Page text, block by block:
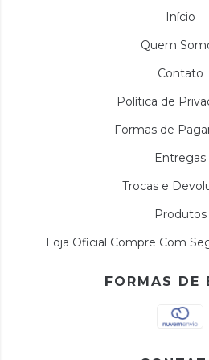
Início
Quem
Contato
Política de
Formas de
Entregas
Trocas e
Produtos
Loja Oficial Compre Com
FORMAS DE